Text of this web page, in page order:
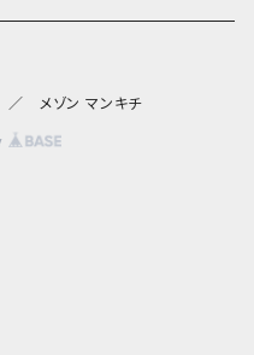
ドホルダー
メゾン マンキチ